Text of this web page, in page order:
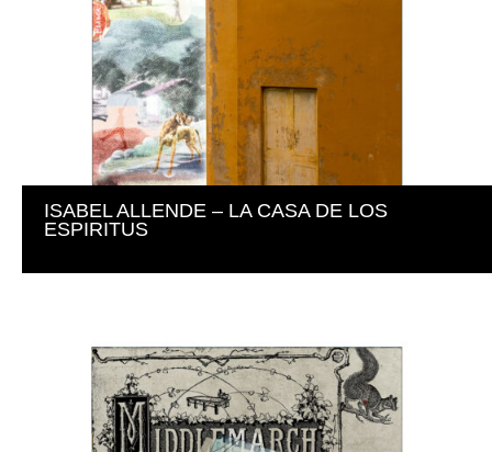
ISABEL ALLENDE – LA CASA DE LOS
ESPIRITUS